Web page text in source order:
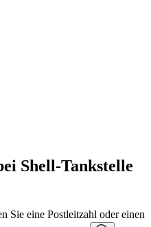
Shell-Tankstelle
Sie eine Postleitzahl oder einen